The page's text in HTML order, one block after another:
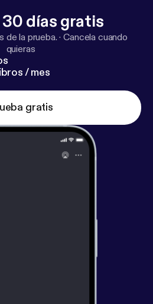
días gratis
de la prueba. ·Cancela cuando
quieras
/ mes
gratis